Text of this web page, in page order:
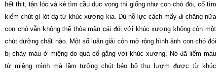
hết thịt, tận lóc và kẻ tìm cầu dục vọng thì giống như con chó đói, cố tìm
kiếm chút gì lót dạ từ khúc xương kia. Dù nỗ lực cách mấy đi chăng nữa
con chó vẫn không thể thỏa mãn cái đói với khúc xương không còn một
chút dưỡng chất nào. Một số luận giải còn mở rộng hình ảnh con chó đói
bị chảy máu ở miệng do quá cố gắng với khúc xương. Nó đã liếm máu
từ miệng mình mà lầm tưởng chút béo bổ thu lượm được từ khúc